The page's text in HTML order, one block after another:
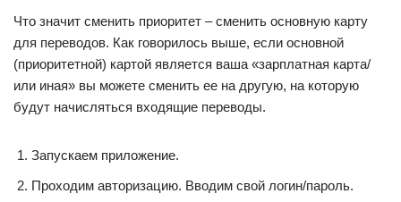
Что значит сменить приоритет – сменить основную карту
для переводов. Как говорилось выше, если основной
(приоритетной) картой является ваша «зарплатная карта/
или иная» вы можете сменить ее на другую, на которую
будут начисляться входящие переводы.
Запускаем приложение.
Проходим авторизацию. Вводим свой логин/пароль.